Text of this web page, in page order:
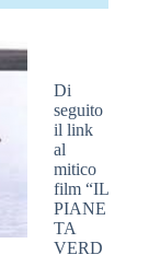
Di
seguito
il link
al
mitico
film “IL
PIANE
TA
VERD